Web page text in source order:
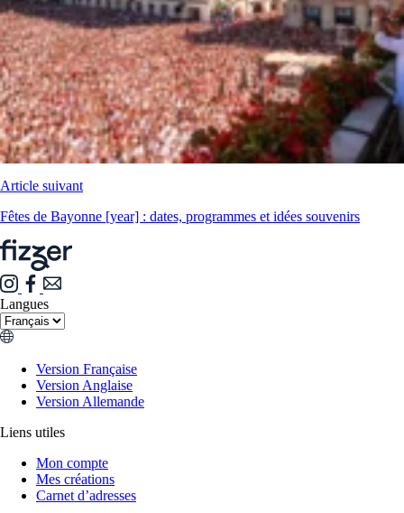
Article suivant
Fêtes de Bayonne [year] : dates, programmes et idées souvenirs
Langues
Version Française
Version Anglaise
Version Allemande
Liens utiles
Mon compte
Mes créations
Carnet d’adresses